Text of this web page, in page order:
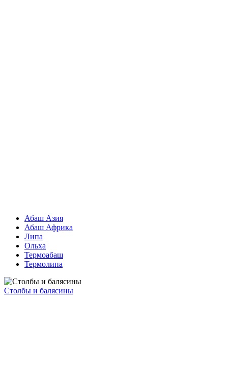
Абаш Азия
Абаш Африка
Липа
Ольха
Термоабаш
Термолипа
Столбы и балясины